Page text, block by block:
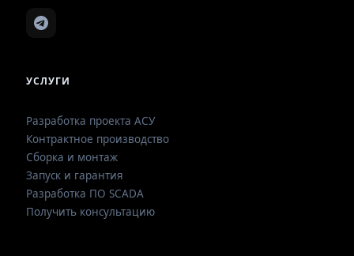
УСЛУГИ
Разработка проекта АСУ
Контрактное производство
Сборка и монтаж
Запуск и гарантия
Разработка ПО SCADA
Получить консультацию